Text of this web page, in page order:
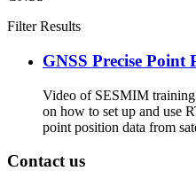
Filter Results
GNSS Precise Point
Video of SESMIM
on how to set up and use
point position data from
Contact us